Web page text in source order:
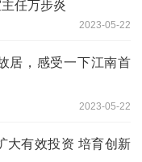
任万步炎
2023-05-22
居，感受一下江南首
2023-05-22
大有效投资 培育创新